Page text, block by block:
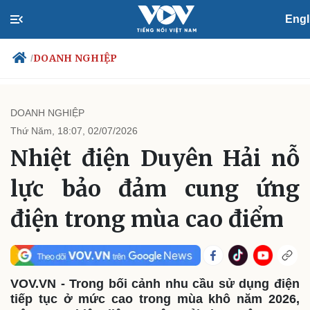
/DOANH NGHIỆP
Chính trị
Đảng
Tổ chức nhân sự
Quốc hội
Nhận diện sự thật
Tin 24h
Dự báo thời tiết
Giáo dục
Dấu ấn VOV
Việc làm
Biển đảo
DOANH NGHIỆP
Thứ Năm, 18:07, 02/07/2026
Nhiệt điện Duyên Hải nỗ
lực bảo đảm cung ứng
điện trong mùa cao điểm
VOV.VN - Trong bối cảnh nhu cầu sử dụng điện
tiếp tục ở mức cao trong mùa khô năm 2026,